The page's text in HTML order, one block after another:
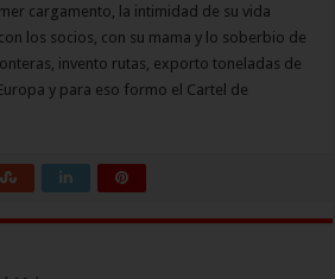
cargamento, la intimidad de su vida
los socios, con su mama y lo soberbio de
invento rutas, exporto toneladas de
y para eso formo el Cartel de